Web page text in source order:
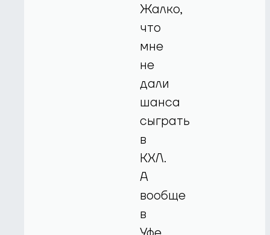
Жалко,
что
мне
не
дали
шанса
сыграть
в
КХЛ.
А
вообще
в